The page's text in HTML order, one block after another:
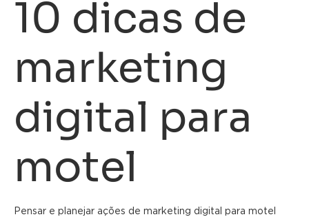
10 dicas de
marketing
digital para
motel
Pensar e planejar ações de marketing digital para motel